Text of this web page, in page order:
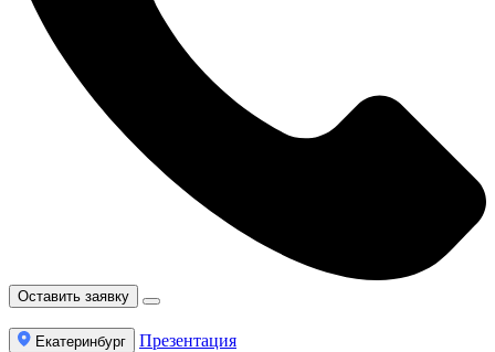
Оставить заявку
Екатеринбург Презентация